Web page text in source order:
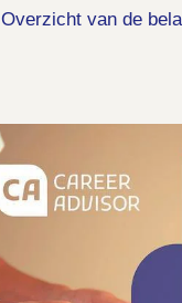
Overzicht van de